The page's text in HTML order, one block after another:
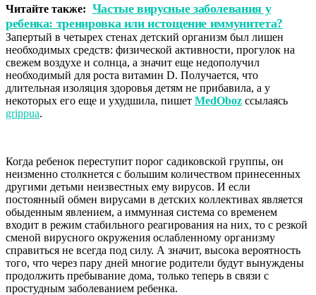
Читайте также: Частые вирусные заболевания у
ребенка: тренировка или истощение иммунитета?
Запертый в четырех стенах детский организм был лишен
необходимых средств: физической активности, прогулок на
свежем воздухе и солнца, а значит еще недополучил
необходимый для роста витамин D. Получается, что
длительная изоляция здоровья детям не прибавила, а у
некоторых его еще и ухудшила, пишет MedOboz ссылаясь
grippua.
Когда ребенок переступит порог садиковской группы, он
неизменно столкнется с большим количеством принесенных
другими детьми неизвестных ему вирусов. И если
постоянный обмен вирусами в детских коллективах является
обыденным явлением, а иммунная система со временем
входит в режим стабильного реагирования на них, то с резкой
сменой вирусного окружения ослабленному организму
справиться не всегда под силу. А значит, высока вероятность
того, что через пару дней многие родители будут вынуждены
продолжить пребывание дома, только теперь в связи с
простудным заболеванием ребенка.